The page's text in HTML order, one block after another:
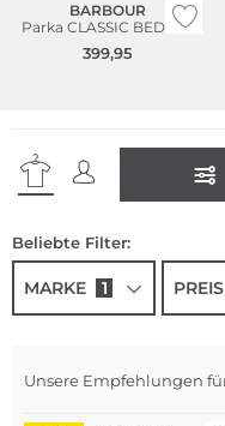
BARBOUR
Parka CLASSIC BEDALE
399,95
Beliebte Filter:
MARKE 1 PREIS
Unsere Empfehlungen
Große Größen